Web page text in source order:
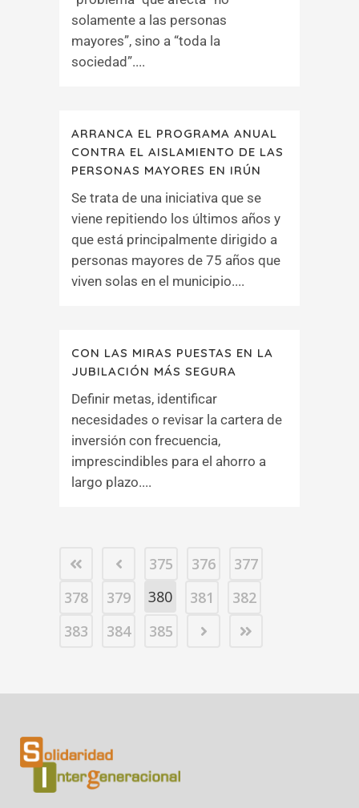
solamente a las personas
mayores”, sino a “toda la
sociedad”....
ARRANCA EL PROGRAMA ANUAL
CONTRA EL AISLAMIENTO DE LAS
PERSONAS MAYORES EN IRÚN
Se trata de una iniciativa que se
viene repitiendo los últimos años y
que está principalmente dirigido a
personas mayores de 75 años que
viven solas en el municipio....
CON LAS MIRAS PUESTAS EN LA
JUBILACIÓN MÁS SEGURA
Definir metas, identificar
necesidades o revisar la cartera de
inversión con frecuencia,
imprescindibles para el ahorro a
largo plazo....
375 376
377
378
379 380 381
382
383
384 385